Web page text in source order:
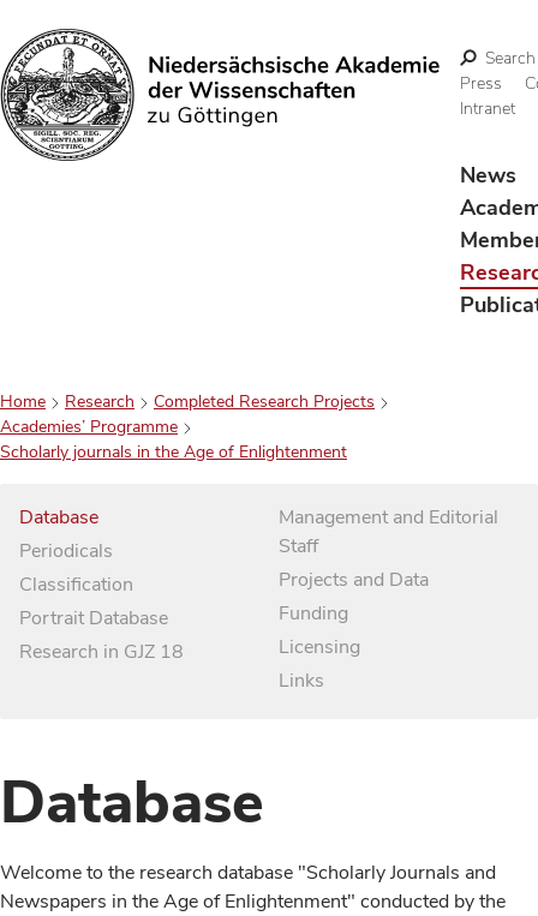
Search
Search
Press
Intranet
News
Home Research
Completed Research Projects
Academies’ Programme
Scholarly journals in the Age of Enlightenment
Database
Periodicals
Classification
Portrait Database
Research in GJZ 18
Management and Editorial
Staff
Projects and Data
Funding
Licensing
Links
Database
Welcome to the research database "Scholarly Journals and
Newspapers in the Age of Enlightenment" conducted by the